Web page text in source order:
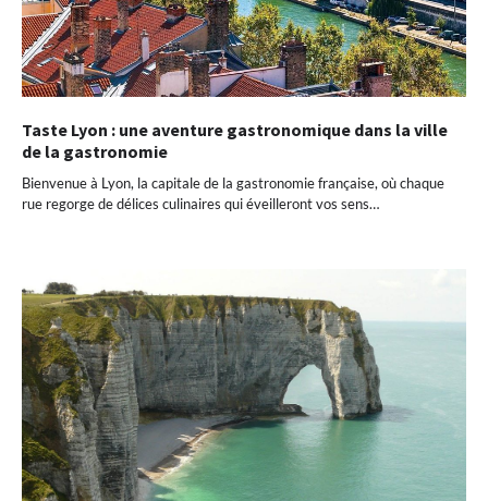
Taste Lyon : une aventure gastronomique dans la ville
de la gastronomie
Bienvenue à Lyon, la capitale de la gastronomie française, où chaque
rue regorge de délices culinaires qui éveilleront vos sens…